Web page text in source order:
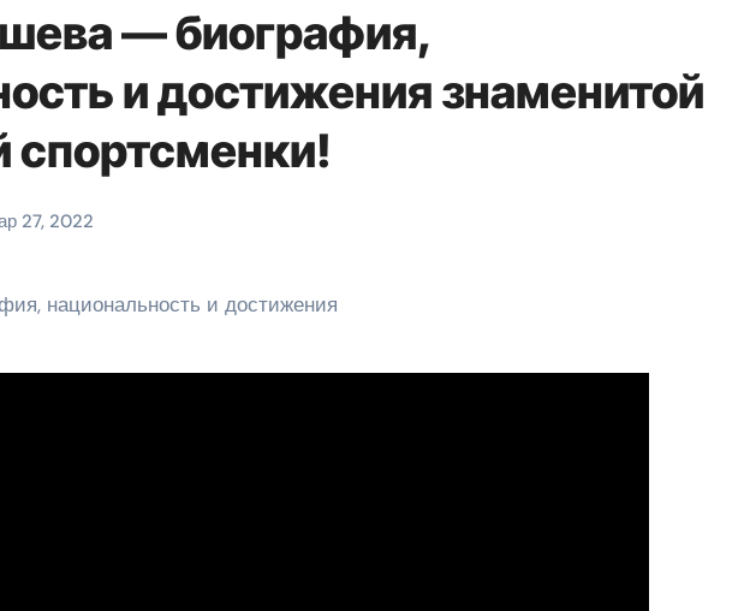
— биография,
и достижения знаменитой
спортсменки!
27, 2022